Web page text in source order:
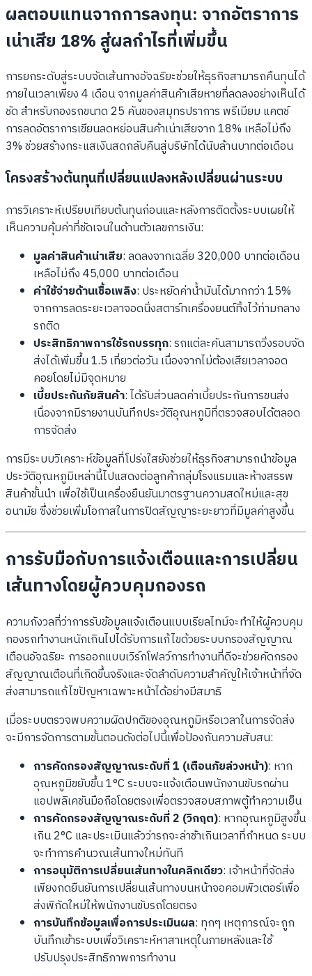
ผลตอบแทนจากการลงทุน: จากอัตราการ
เน่าเสีย 18% สู่ผลกำไรที่เพิ่มขึ้น
การยกระดับสู่ระบบจัดเส้นทางอัจฉริยะช่วยให้ธุรกิจสามารถคืนทุนได้
ภายในเวลาเพียง 4 เดือน จากมูลค่าสินค้าเสียหายที่ลดลงอย่างเห็นได้
ชัด สำหรับกองรถขนาด 25 คันของสมุทรปราการ พรีเมียม แคตช์
การลดอัตราการเขียนลดหย่อนสินค้าเน่าเสียจาก 18% เหลือไม่ถึง
3% ช่วยสร้างกระแสเงินสดกลับคืนสู่บริษัทได้นับล้านบาทต่อเดือน
โครงสร้างต้นทุนที่เปลี่ยนแปลงหลังเปลี่ยนผ่านระบบ
การวิเคราะห์เปรียบเทียบต้นทุนก่อนและหลังการติดตั้งระบบเผยให้
เห็นความคุ้มค่าที่ชัดเจนในด้านตัวเลขการเงิน:
มูลค่าสินค้าเน่าเสีย: ลดลงจากเฉลี่ย 320,000 บาทต่อเดือน
เหลือไม่ถึง 45,000 บาทต่อเดือน
ค่าใช้จ่ายด้านเชื้อเพลิง: ประหยัดค่าน้ำมันได้มากกว่า 15%
จากการลดระยะเวลาจอดนิ่งสตาร์ทเครื่องยนต์ทิ้งไว้ท่ามกลาง
รถติด
ประสิทธิภาพการใช้รถบรรทุก: รถแต่ละคันสามารถวิ่งรอบจัด
ส่งได้เพิ่มขึ้น 1.5 เที่ยวต่อวัน เนื่องจากไม่ต้องเสียเวลาจอด
คอยโดยไม่มีจุดหมาย
เบี้ยประกันภัยสินค้า: ได้รับส่วนลดค่าเบี้ยประกันการขนส่ง
เนื่องจากมีรายงานบันทึกประวัติอุณหภูมิที่ตรวจสอบได้ตลอด
การจัดส่ง
การมีระบบวิเคราะห์ข้อมูลที่โปร่งใสยังช่วยให้ธุรกิจสามารถนำข้อมูล
ประวัติอุณหภูมิเหล่านี้ไปแสดงต่อลูกค้ากลุ่มโรงแรมและห้างสรรพ
สินค้าชั้นนำ เพื่อใช้เป็นเครื่องยืนยันมาตรฐานความสดใหม่และสุข
อนามัย ซึ่งช่วยเพิ่มโอกาสในการปิดสัญญาระยะยาวที่มีมูลค่าสูงขึ้น
การรับมือกับการแจ้งเตือนและการเปลี่ยน
เส้นทางโดยผู้ควบคุมกองรถ
ความกังวลที่ว่าการรับข้อมูลแจ้งเตือนแบบเรียลไทม์จะทำให้ผู้ควบคุม
กองรถทำงานหนักเกินไปได้รับการแก้ไขด้วยระบบกรองสัญญาณ
เตือนอัจฉริยะ การออกแบบเวิร์กโฟลว์การทำงานที่ดีจะช่วยคัดกรอง
สัญญาณเตือนที่เกิดขึ้นจริงและจัดลำดับความสำคัญให้เจ้าหน้าที่จัด
ส่งสามารถแก้ไขปัญหาเฉพาะหน้าได้อย่างมีสมาธิ
เมื่อระบบตรวจพบความผิดปกติของอุณหภูมิหรือเวลาในการจัดส่ง
จะมีการจัดการตามขั้นตอนดังต่อไปนี้เพื่อป้องกันความสับสน:
การคัดกรองสัญญาณระดับที่ 1 (เตือนภัยล่วงหน้า): หาก
อุณหภูมิขยับขึ้น 1°C ระบบจะแจ้งเตือนพนักงานขับรถผ่าน
แอปพลิเคชันมือถือโดยตรงเพื่อตรวจสอบสภาพตู้ทำความเย็น
การคัดกรองสัญญาณระดับที่ 2 (วิกฤต): หากอุณหภูมิสูงขึ้น
เกิน 2°C และประเมินแล้วว่ารถจะล่าช้าเกินเวลาที่กำหนด ระบบ
จะทำการคำนวณเส้นทางใหม่ทันที
การอนุมัติการเปลี่ยนเส้นทางในคลิกเดียว: เจ้าหน้าที่จัดส่ง
เพียงกดยืนยันการเปลี่ยนเส้นทางบนหน้าจอคอมพิวเตอร์เพื่อ
ส่งพิกัดใหม่ให้พนักงานขับรถโดยตรง
การบันทึกข้อมูลเพื่อการประเมินผล: ทุกๆ เหตุการณ์จะถูก
บันทึกเข้าระบบเพื่อวิเคราะห์หาสาเหตุในภายหลังและใช้
ปรับปรุงประสิทธิภาพการทำงาน